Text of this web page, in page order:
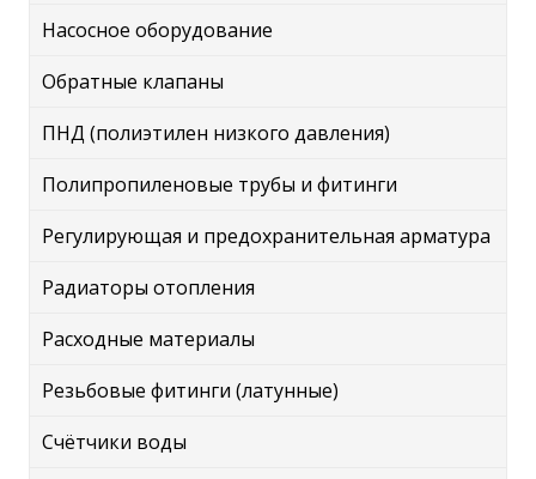
Насосное оборудование
Обратные клапаны
ПНД (полиэтилен низкого давления)
Полипропиленовые трубы и фитинги
Регулирующая и предохранительная арматура
Радиаторы отопления
Расходные материалы
Резьбовые фитинги (латунные)
Счётчики воды